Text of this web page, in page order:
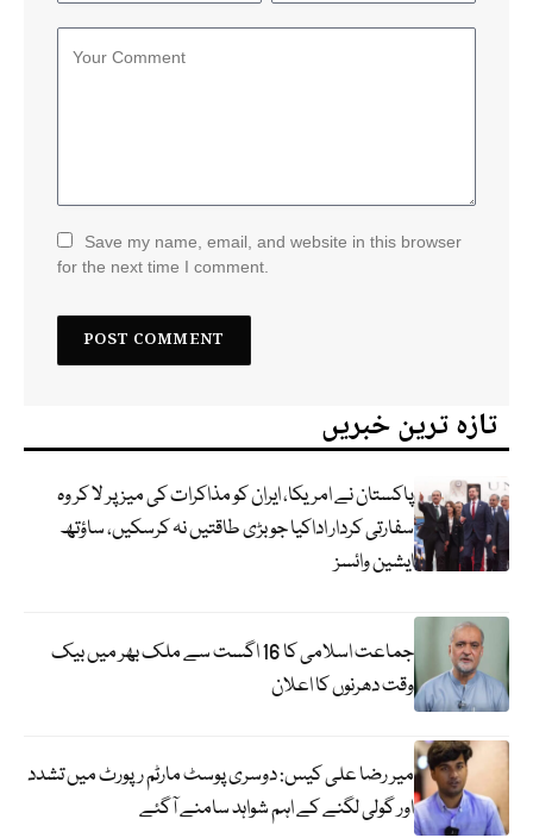
Save my name, email, and website in this browser
for the next time I comment.
تازہ ترین خبریں
پاکستان نے امریکا، ایران کو مذاکرات کی میز پر لا کر وہ
سفارتی کردار اداکیا جو بڑی طاقتیں نہ کرسکیں، ساؤتھ
ایشین وائسز
جماعت اسلامی کا 16 اگست سے ملک بھر میں بیک
وقت دھرنوں کا اعلان
میر رضا علی کیس: دوسری پوسٹ مارٹم رپورٹ میں تشدد
اور گولی لگنے کے اہم شواہد سامنے آگئے